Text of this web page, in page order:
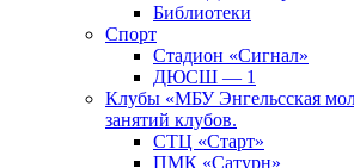
Библиотеки
Спорт
Стадион «Сигнал»
ДЮСШ — 1
Клубы «МБУ Энгельсская
занятий клубов.
СТЦ «Старт»
ПМК «Сатурн»